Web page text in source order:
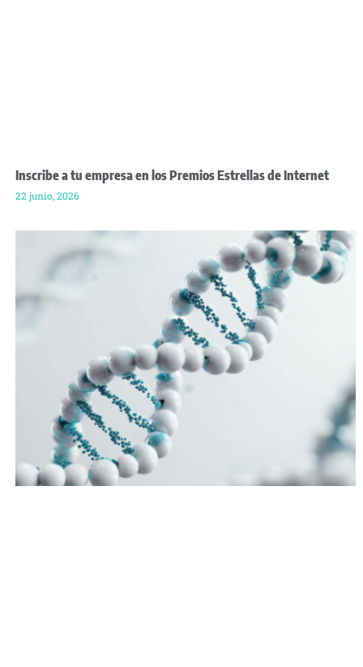
Inscribe a tu empresa en los Premios Estrellas de Internet
22 junio, 2026